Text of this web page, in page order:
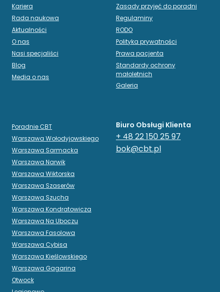
Kariera
Rada naukowa
Aktualności
O nas
Nasi specjaliści
Blog
Media o nas
Poradnie CBT
Warszawa Wołodyjowskiego
Warszawa Sarmacka
Warszawa Narwik
Warszawa Wiktorska
Warszawa Szaserów
Warszawa Szucha
Warszawa Kondratowicza
Warszawa Na Uboczu
Warszawa Fasolowa
Warszawa Cybisa
Warszawa Kieślowskiego
Warszawa Gagarina
Otwock
Zasady przyjęć do poradni
Regulaminy
RODO
Polityka prywatności
Prawa pacjenta
Standardy ochrony
małoletnich
Galeria
Biuro Obsługi Klienta
+ 48 22 150 25 97
bok@cbt.pl